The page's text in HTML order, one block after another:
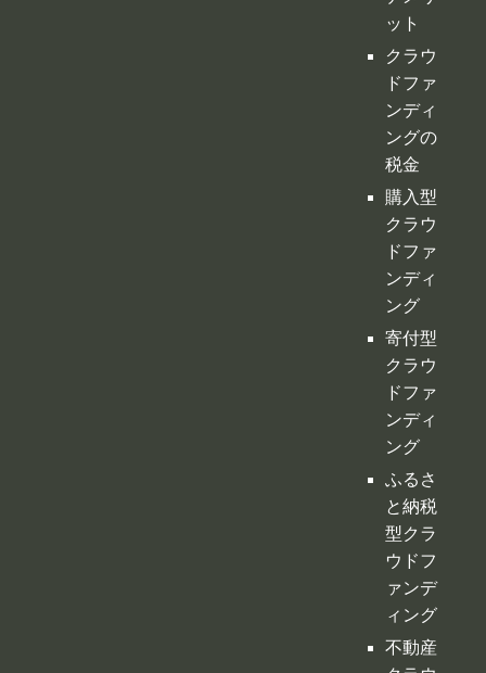
購入型
クラウ
ドファ
ンディ
ング
寄付型
クラウ
ドファ
ンディ
ング
ふるさ
と納税
型クラ
ウドフ
ァンデ
ィング
不動産
クラウ
ドファ
ンディ
ング
投資型
クラウ
ドファ